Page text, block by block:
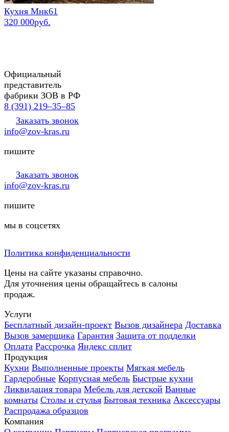
Кухня Мнк61
320 000руб.
Официальный
представитель
фабрики ЗОВ в РФ
8 (391) 219‒35‒85
Заказать звонок
info@zov-kras.ru
пишите
Заказать звонок
info@zov-kras.ru
пишите
мы в соцсетях
Политика конфиденциальности
Цены на сайте указаны справочно.
Для уточнения цены обращайтесь в салоны
продаж.
Услуги
Бесплатный дизайн-проект Вызов дизайнера Доставка
Вызов замерщика Гарантия Защита от подделки
Оплата Рассрочка Яндекс сплит
Продукция
Кухни Выполненные проекты Мягкая мебель
Гардеробные Корпусная мебель Быстрые кухни
Ликвидация товара Мебель для детской Ванные
комнаты Столы и стулья Бытовая техника Аксессуары
Распродажа образцов
Компания